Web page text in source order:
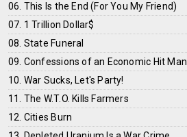
06. This Is the End (For You My Friend)
07. 1 Trillion Dollar$
08. State Funeral
09. Confessions of an Economic Hit Man
10. War Sucks, Let's Party!
11. The W.T.O. Kills Farmers
12. Cities Burn